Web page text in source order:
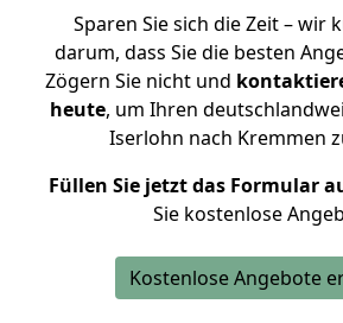
Sparen Sie sich die Zeit – wir
darum, dass Sie die besten
Zögern Sie nicht und
heute, um Ihren
Iserlohn nach Kremmen
Füllen Sie jetzt das Formular
Sie kostenlose
Kostenlose Angebote